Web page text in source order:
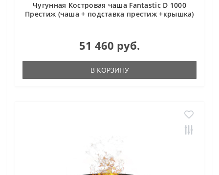
Чугунная Костровая чаша Fantastic D 1000
Престиж (чаша + подставка престиж +крышка)
51 460 руб.
В КОРЗИНУ